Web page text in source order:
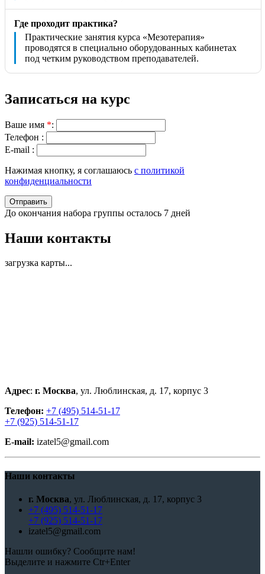
Где проходит практика?
Практические занятия курса «Мезотерапия»
проводятся в специально оборудованных кабинетах
под четким руководством преподавателей.
Записаться на курс
Ваше имя *:
Телефон :
E-mail :
Нажимая кнопку, я соглашаюсь с политикой
конфиденциальности
Отправить
До окончания набора группы осталось 7 дней
Наши контакты
загрузка карты...
Адрес: г. Москва, ул. Люблинская, д. 17, корпус 3
Телефон: +7 (495) 514-51-17
+7 (925) 514-51-17
E-mail: izatel5@gmail.com
Наши контакты
г. Москва, ул. Люблинская, д. 17, корпус 3
+7 (495) 514-51-17
+7 (925) 514-51-17
izatel5@gmail.com
Нашли ошибку? Сообщите нам!
Выделите и нажмите Ctr+Enter